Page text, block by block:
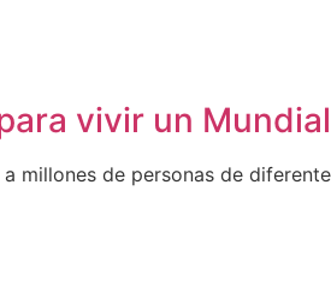
vivir un
de personas de